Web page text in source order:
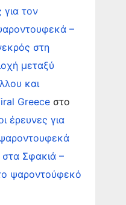
για τον
–
στη
μεταξύ
και
Greeceστο
έρευνες για
στα Σφακιά –
ψαροντούφεκό